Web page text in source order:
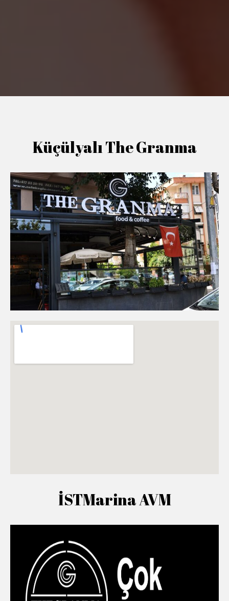
Küçülyalı The Granma
İSTMarina AVM